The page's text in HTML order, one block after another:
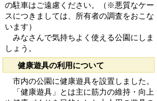
の駐車はご遠慮ください。（※悪質なケー
スにつきましては、所有者の調査をおこな
います）
みなさんで気持ちよく使える公園にしま
しょう。
健康遊具の利用について
市内の公園に健康遊具を設置しました。
「健康遊具」とは主に筋力の維持・向上